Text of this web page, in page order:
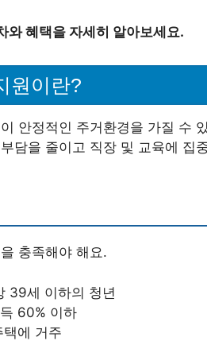
와 혜택을 자세히 알아보세요.
원이란?
안정적인 주거환경을 가질 수
담을 줄이고 직장 및 교육에 집
충족해야 해요.
39세 이하의 청년
60% 이하
에 거주